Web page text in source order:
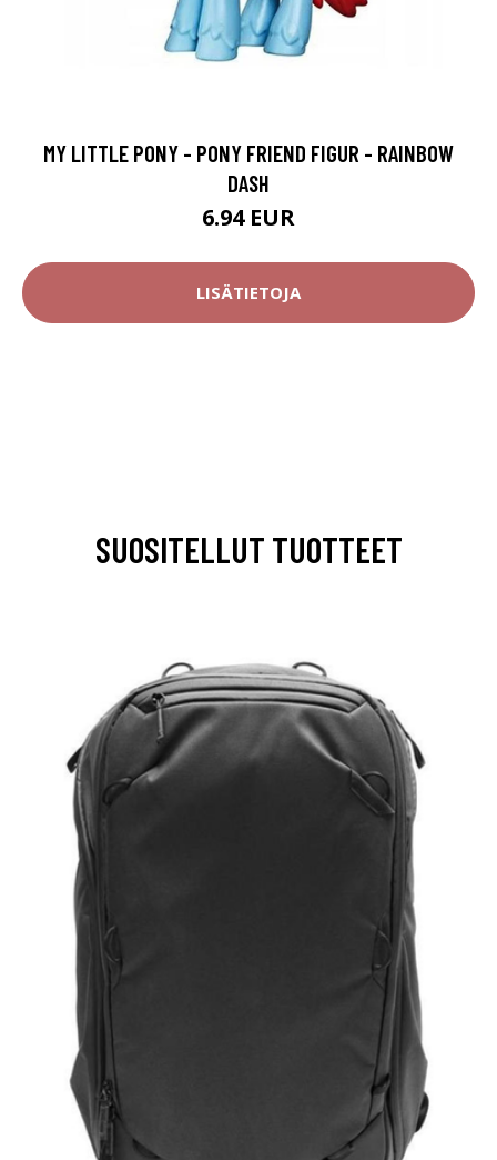
MY LITTLE PONY - PONY FRIEND FIGUR - RAINBOW
DASH
6.94 EUR
LISÄTIETOJA
SUOSITELLUT TUOTTEET